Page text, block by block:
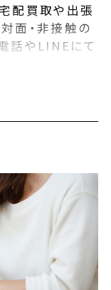
配買取や出張
面・非接触の
話やLINEにて
また無料の宅